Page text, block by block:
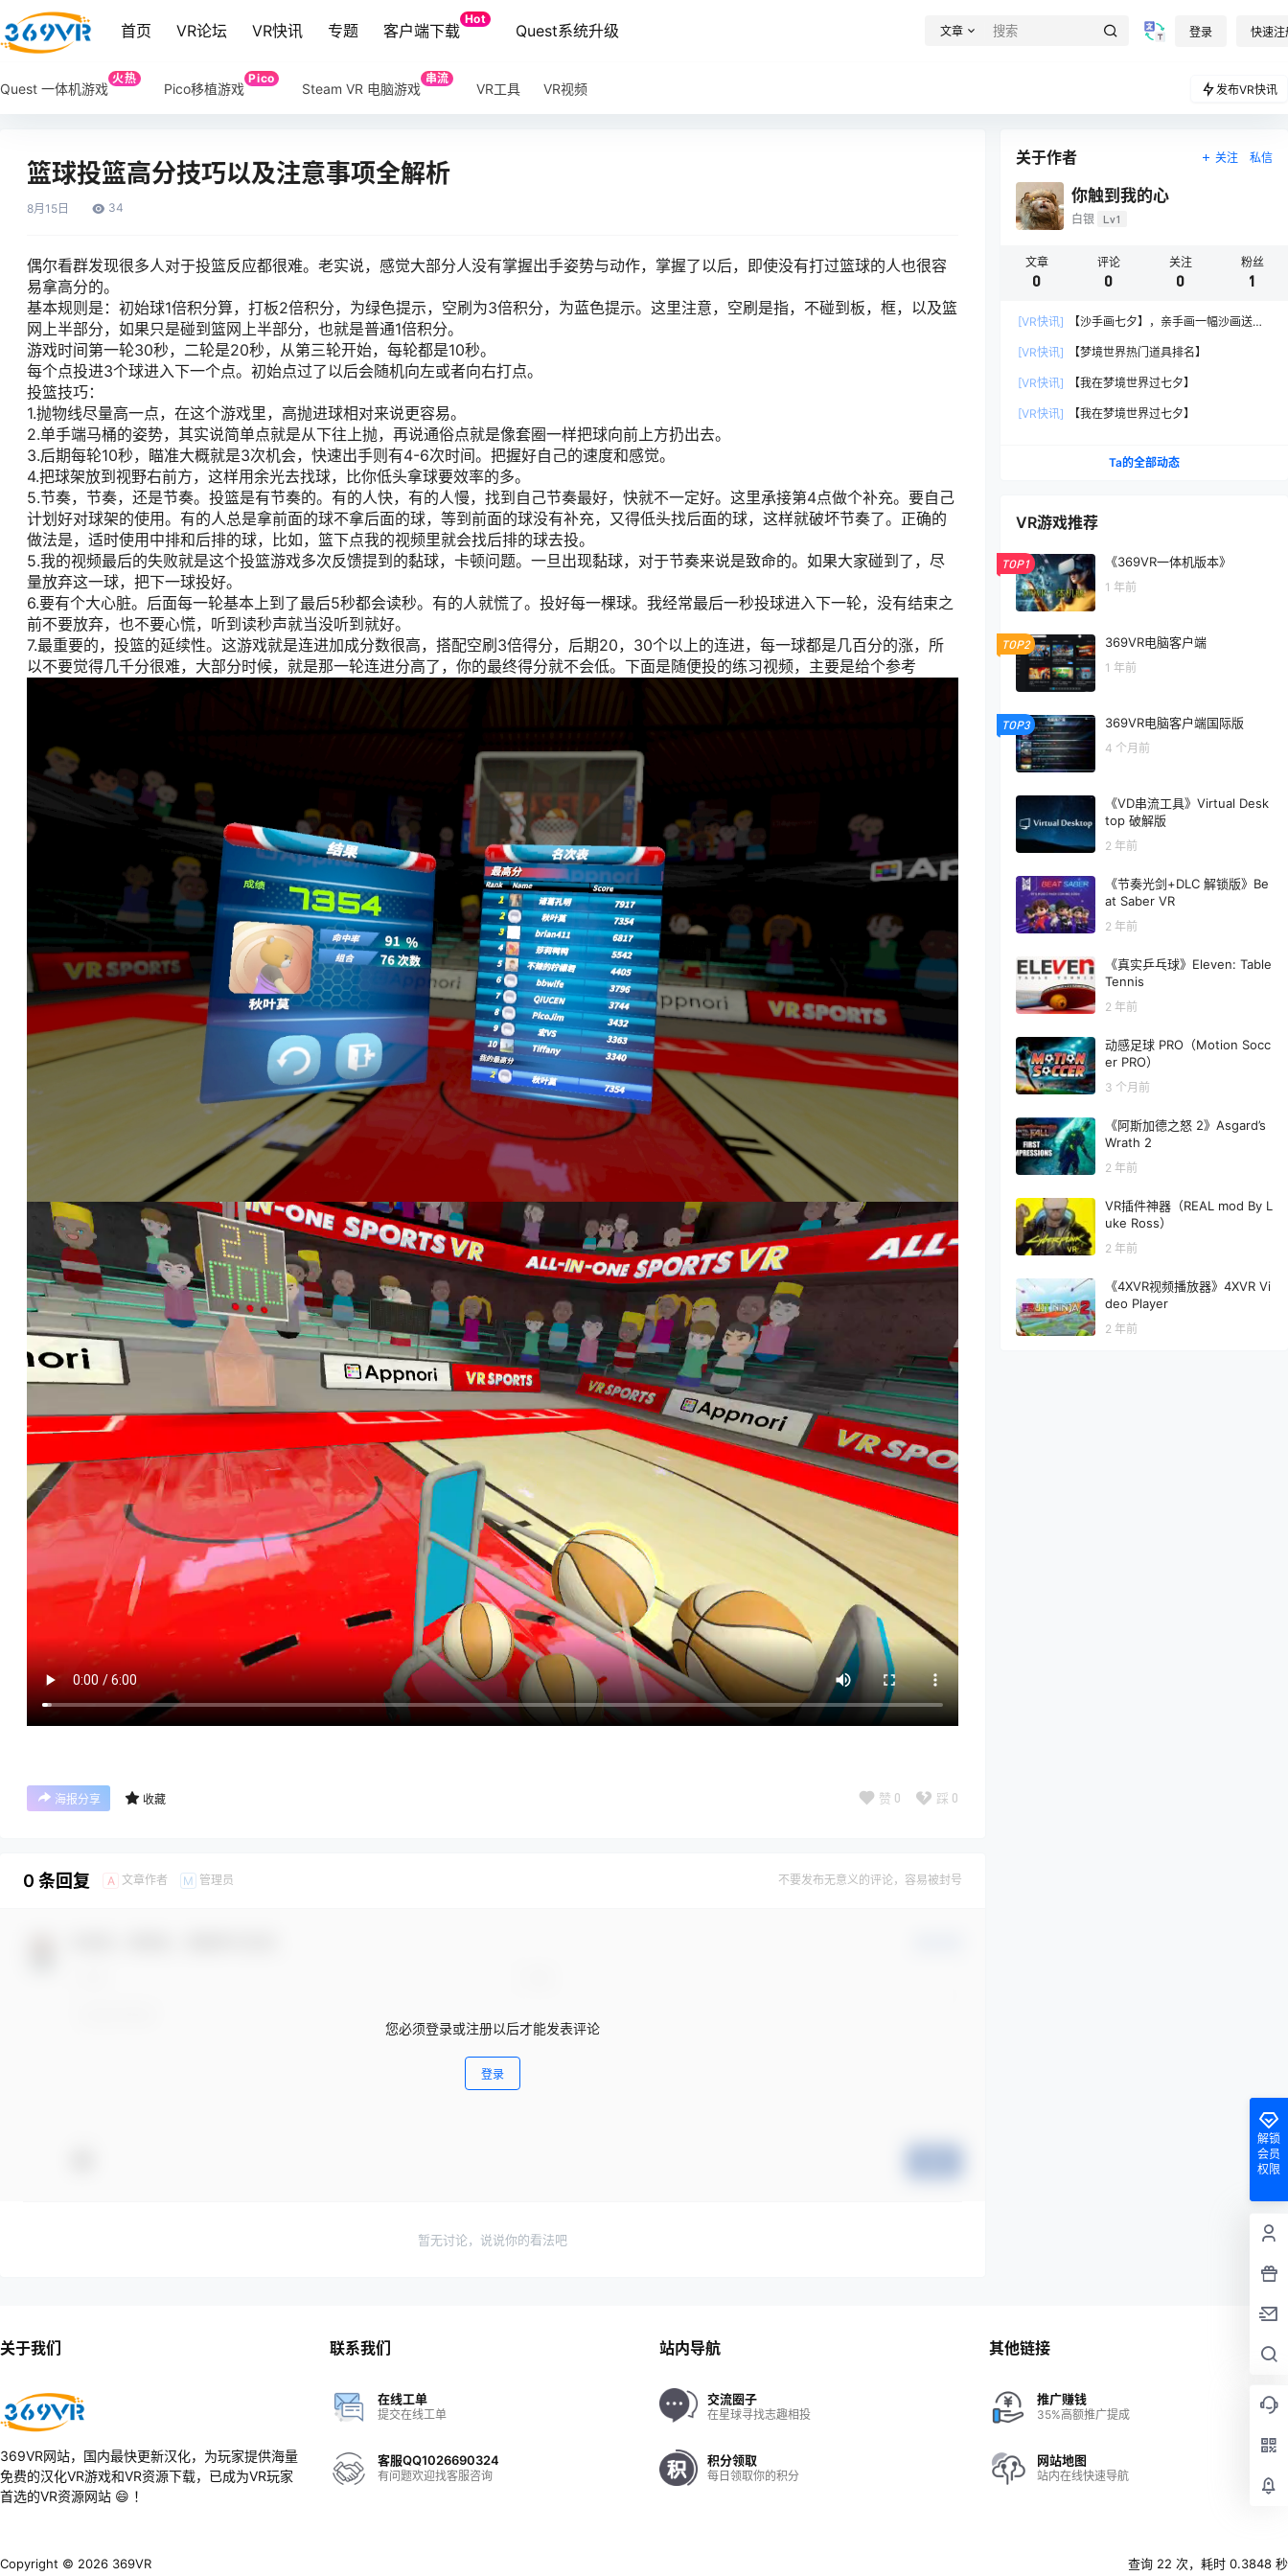
首页 VR论坛 VR快讯 专题 客户端下载
Hot
Quest系统升级 文章 登录 快速注
Quest 一体机游戏
火热
Pico移植游戏
Pico
Steam VR 电脑游戏
串流
VR工具 VR视频 发布VR快讯
篮球投篮高分技巧以及注意事项全解析
8月 15日 34
偶尔看群发现很多人对于投篮反应都很难。老实说，感觉大部分人没有掌握出手姿势与动作，掌握了以后，即使没有打过篮球的人也很容
易拿高分的。
基本规则是：初始球1倍积分算，打板2倍积分，为绿色提示，空刷为3倍积分，为蓝色提示。这里注意，空刷是指，不碰到板，框，以及篮
网上半部分，如果只是碰到篮网上半部分，也就是普通1倍积分。
游戏时间第一轮30秒，二轮是20秒，从第三轮开始，每轮都是10秒。
每个点投进3个球进入下一个点。初始点过了以后会随机向左或者向右打点。
投篮技巧：
1.抛物线尽量高一点，在这个游戏里，高抛进球相对来说更容易。
2.单手端马桶的姿势，其实说简单点就是从下往上抛，再说通俗点就是像套圈一样把球向前上方扔出去。
3.后期每轮10秒，瞄准大概就是3次机会，快速出手则有4-6次时间。把握好自己的速度和感觉。
4.把球架放到视野右前方，这样用余光去找球，比你低头拿球要效率的多。
5.节奏，节奏，还是节奏。投篮是有节奏的。有的人快，有的人慢，找到自己节奏最好，快就不一定好。这里承接第4点做个补充。要自己
计划好对球架的使用。有的人总是拿前面的球不拿后面的球，等到前面的球没有补充，又得低头找后面的球，这样就破坏节奏了。正确的
做法是，适时使用中排和后排的球，比如，篮下点我的视频里就会找后排的球去投。
5.我的视频最后的失败就是这个投篮游戏多次反馈提到的黏球，卡顿问题。一旦出现黏球，对于节奏来说是致命的。如果大家碰到了，尽
量放弃这一球，把下一球投好。
6.要有个大心脏。后面每一轮基本上到了最后5秒都会读秒。有的人就慌了。投好每一棵球。我经常最后一秒投球进入下一轮，没有结束之
前不要放弃，也不要心慌，听到读秒声就当没听到就好。
7.最重要的，投篮的延续性。这游戏就是连进加成分数很高，搭配空刷3倍得分，后期20，30个以上的连进，每一球都是几百分的涨，所
以不要觉得几千分很难，大部分时候，就是那一轮连进分高了，你的最终得分就不会低。下面是随便投的练习视频，主要是给个参考
海报分享 收藏 赞 0 踩 0
0 条回复 A 文章作者 M 管理员 不要发布无意义的评论，容易被封号
您必须登录或注册以后才能发表评论
登录
暂无讨论，说说你的看法吧
关于作者 关注 私信
你触到我的心
白银 Lv1
文章
0
评论
0
关注
0
粉丝
1
[VR快讯]
【沙手画七夕】，亲手画一幅沙画送给
[VR快讯]
【梦境世界热门道具排名】
[VR快讯] 【我在梦境世界过七夕】
[VR快讯] 【我在梦境世界过七夕】
Ta的全部动态
VR游戏推荐
TOP1 《369VR一体机版本》
1 年前
TOP2 369VR电脑客户端
1 年前
TOP3 369VR电脑客户端国际版
4 个月前
《VD串流工具》Virtual Desk
top 破解版
2 年前
《节奏光剑+DLC 解锁版》Be
at Saber VR
2 年前
《真实乒乓球》Eleven: Table
Tennis
2 年前
动感足球 PRO（Motion Socc
er PRO）
3 个月前
《阿斯加德之怒 2》Asgard’s
Wrath 2
2 年前
VR插件神器（REAL mod By L
uke Ross）
2 年前
《4XVR视频播放器》4XVR Vi
deo Player
2 年前
解锁
会员
权限
关于我们
369VR网站，国内最快更新汉化，为玩家提供海量
免费的汉化VR游戏和VR资源下载，已成为VR玩家
首选的VR资源网站 😄 ！
联系我们
在线工单
提交在线工单
客服QQ1026690324
有问题欢迎找客服咨询
站内导航
交流圈子
在星球寻找志趣相投
积分领取
每日领取你的积分
其他链接
推广赚钱
35%高额推广提成
网站地图
站内在线快速导航
Copyright © 2026 369VR 查询 22 次，耗时 0.3848 秒